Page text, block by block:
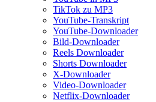
TikTok zu MP3
YouTube-Transkript
YouTube-Downloader
Bild-Downloader
Reels Downloader
Shorts Downloader
X-Downloader
Video-Downloader
Netflix-Downloader